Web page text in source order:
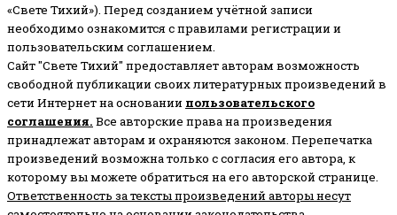
«Свете Тихий»). Перед созданием учётной записи
необходимо ознакомится с правилами регистрации и
пользовательским соглашением.
Сайт "Свете Тихий" предоставляет авторам возможность
свободной публикации своих литературных произведений в
сети Интернет на основании пользовательского
соглашения. Все авторские права на произведения
принадлежат авторам и охраняются законом. Перепечатка
произведений возможна только с согласия его автора, к
которому вы можете обратиться на его авторской странице.
Ответственность за тексты произведений авторы несут